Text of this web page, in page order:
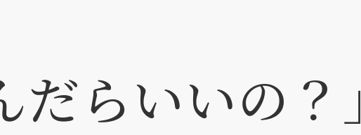
だらいいの？」